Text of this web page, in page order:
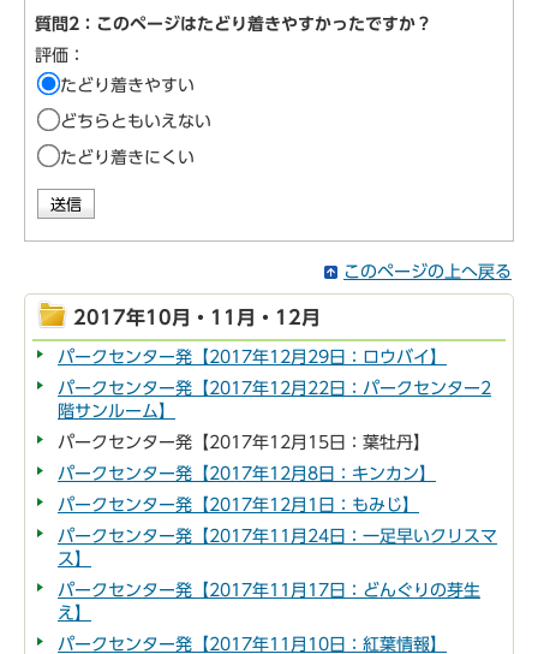
質問2：このページはたどり着きやすかったですか？
評価：
たどり着きやすい
どちらともいえない
たどり着きにくい
このページの上へ戻る
2017年10月・11月・12月
パークセンター発【2017年12月29日：ロウバイ】
パークセンター発【2017年12月22日：パークセンター2
階サンルーム】
パークセンター発【2017年12月15日：葉牡丹】
パークセンター発【2017年12月8日：キンカン】
パークセンター発【2017年12月1日：もみじ】
パークセンター発【2017年11月24日：一足早いクリスマ
ス】
パークセンター発【2017年11月17日：どんぐりの芽生
え】
パークセンター発【2017年11月10日：紅葉情報】